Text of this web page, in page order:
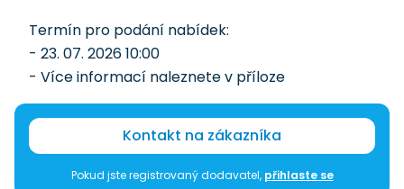
Termín pro podání nabídek:
- 23. 07. 2026 10:00
- Více informací naleznete v příloze
Kontakt na zákazníka
Pokud jste registrovaný dodavatel, přihlaste se